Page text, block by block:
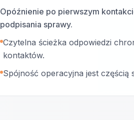
Opóźnienie po pierwszym
podpisania sprawy.
Czytelna ścieżka odpowiedzi
kontaktów.
Spójność operacyjna jest częścią